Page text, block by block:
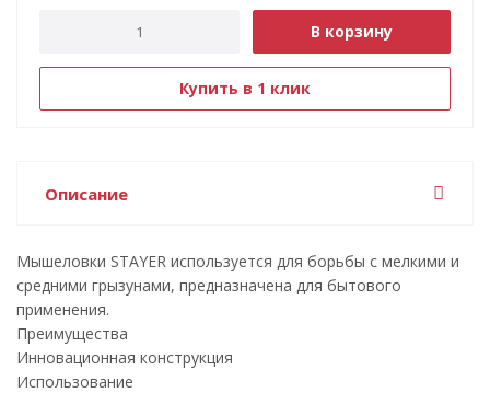
В корзину
Купить в 1 клик
Описание
Мышеловки STAYER используется для борьбы с мелкими и
средними грызунами, предназначена для бытового
применения.
Преимущества
Инновационная конструкция
Использование